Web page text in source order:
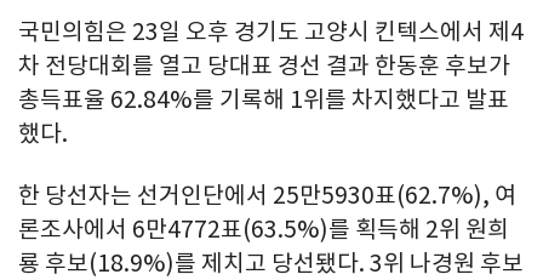
국민의힘은 23일 오후 경기도 고양시 킨텍스에서 제4
차 전당대회를 열고 당대표 경선 결과 한동훈 후보가
총득표율 62.84%를 기록해 1위를 차지했다고 발표
했다.
한 당선자는 선거인단에서 25만5930표(62.7%), 여
론조사에서 6만4772표(63.5%)를 획득해 2위 원희
룡 후보(18.9%)를 제치고 당선됐다. 3위 나경원 후보